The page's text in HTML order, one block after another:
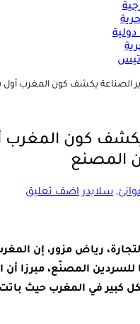
الصناعة يكشف كون المغرب أول
يكشف كون المغرب
المصنع
, سلايدر اضف تعليق
رياض مزور، إن
للسردين المصنّع، مبرزا أن
كبير في المغرب حيث